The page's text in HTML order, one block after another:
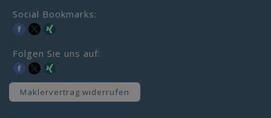
Social Bookmarks:
Folgen Sie uns auf:
Maklervertrag widerrufen